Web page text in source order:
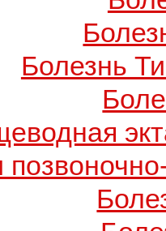
Болезнь